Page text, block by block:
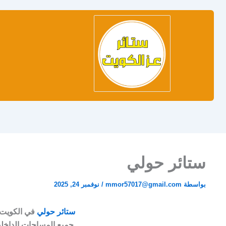
ستائر حولي
بواسطة mmor57017@gmail.com
/ نوفمبر 24, 2025
ستائر حولي في
ستائر
ويفي
مودرن
أضف
لمسة
من
والانسيابية
ستائر
دبل